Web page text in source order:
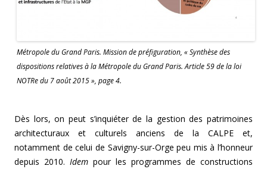
Métropole du Grand Paris. Mission de préfiguration, « Synthèse des
dispositions relatives à la Métropole du Grand Paris. Article 59 de la loi
NOTRe du 7 août 2015 », page 4.
Dès lors, on peut s’inquiéter de la gestion des patrimoines
architecturaux et culturels anciens de la CALPE et,
notamment de celui de Savigny-sur-Orge peu mis à l’honneur
depuis 2010. Idem pour les programmes de constructions